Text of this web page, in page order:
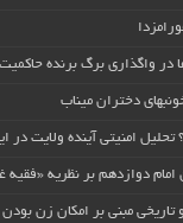
در واگذاری برگ برنده حاکمیت
دختران میناب
امنیتی آینده ولایت در
دوازدهم بر نظریه «فقیه
تاریخی مبنی بر امکان زن